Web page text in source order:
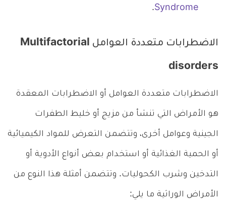
Syndrome
.
الاضطرابات متعددة العوامل Multifactorial
disorders
الاضطرابات متعددة العوامل أو الاضطرابات المعقدة
هو الأمراض التي تنشأ من مزيج أو خليط الطفرات
الجينية وعوامل أخرى، وتتضمن التعرض للمواد الكيميائية
أو الحمية الغذائية أو استخدام بعض أنواع الأدوية أو
التدخين وشرب الكحوليات. وتتضمن أمثلة هذا النوع من
الأمراض الوراثية ما يلي: